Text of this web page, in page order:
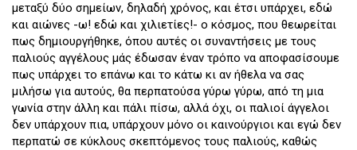
μεταξύ δύο σημείων, δηλαδή χρόνος, και έτσι υπάρχει, εδώ
και αιώνες -ω! εδώ και χιλιετίες!- ο κόσμος, που θεωρείται
πως δημιουργήθηκε, όπου αυτές οι συναντήσεις με τους
παλιούς αγγέλους μάς έδωσαν έναν τρόπο να αποφασίσουμε
πως υπάρχει το επάνω και το κάτω κι αν ήθελα να σας
μιλήσω για αυτούς, θα περπατούσα γύρω γύρω, από τη μια
γωνία στην άλλη και πάλι πίσω, αλλά όχι, οι παλιοί άγγελοι
δεν υπάρχουν πια, υπάρχουν μόνο οι καινούργιοι και εγώ δεν
περπατώ σε κύκλους σκεπτόμενος τους παλιούς, καθώς